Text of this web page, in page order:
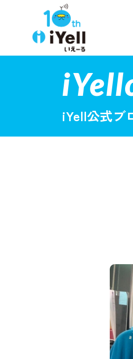
iYell公式ブ